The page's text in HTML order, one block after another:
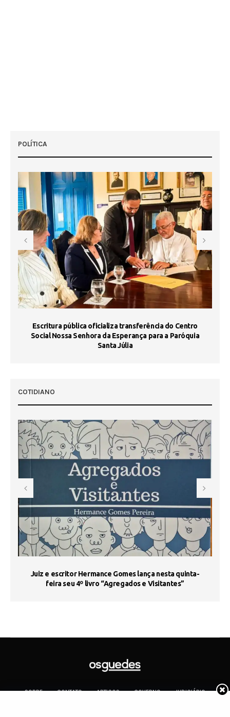
POLÍTICA
Escritura pública oficializa transferência do Centro
Social Nossa Senhora da Esperança para a Paróquia
Santa Júlia
COTIDIANO
Juiz e escritor Hermance Gomes lança nesta quinta-
feira seu 4º livro “Agregados e Visitantes”
SOBRE CONTATO ARTIGOS GOVERNO
JUDICIÁRIO